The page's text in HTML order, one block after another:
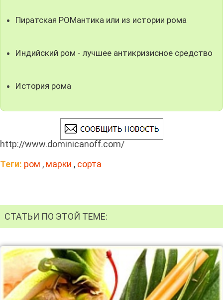
Пиратская РОМантика или из истории рома
Индийский ром - лучшее антикризисное средство
История рома
http://www.dominicanoff.com/
Теги: ром , марки , сорта
СТАТЬИ ПО ЭТОЙ ТЕМЕ: